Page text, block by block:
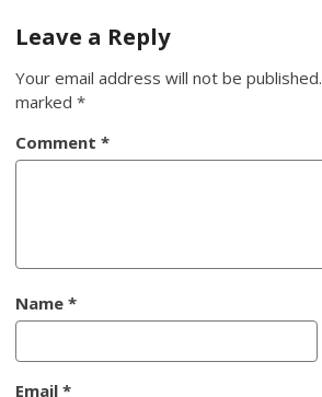
Leave a Reply
Your email address will not be published.
marked*
Comment*
Name*
Email*